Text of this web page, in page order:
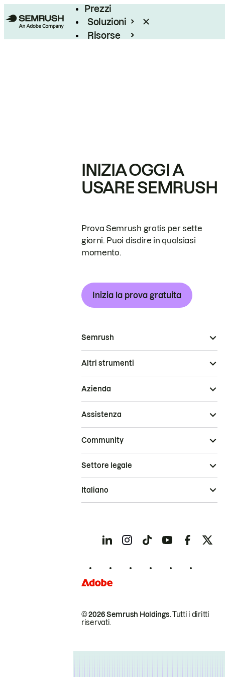
Prezzi
Soluzioni
Risorse
INIZIA OGGI A
USARE SEMRUSH
Prova Semrush gratis per sette
giorni. Puoi disdire in qualsiasi
momento.
Inizia la prova gratuita
Semrush
Altri strumenti
Azienda
Assistenza
Community
© 2026 Semrush Holdings.Tutti i diritti
riservati.
Settore legale
Italiano